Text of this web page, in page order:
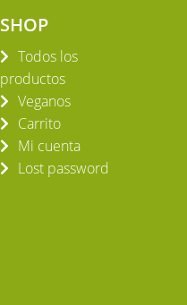
SHOP
Todos los
productos
Veganos
Carrito
Mi cuenta
Lost password